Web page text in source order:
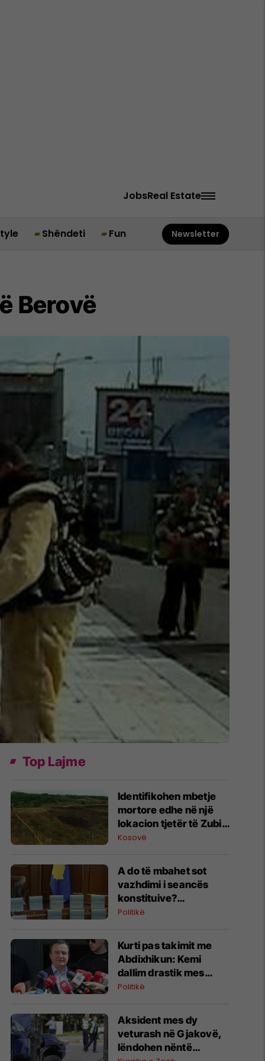
JobsReal Estate
Shëndeti Fun Newsletter
Berovë
Top Lajme
Identifikohen mbetje
mortore edhe në një
lokacion tjetër të Zubin
Potokut, Policia dhe
japin detajet
Kosovë
A do të mbahet sot
vazhdimi i seancës
konstituive?
Deklarohet Kurti
Politikë
Kurti pas takimit me
Abdixhikun: Kemi
dallim drastik mes
rezultatit zgjedhor dhe
Politikë
Aksident mes dy
veturash në Gjakovë,
lëndohen nëntë